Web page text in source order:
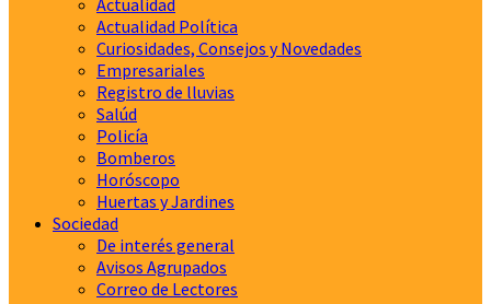
Actualidad
Actualidad Política
Curiosidades, Consejos y Novedades
Empresariales
Registro de lluvias
Salúd
Policía
Bomberos
Horóscopo
Huertas y Jardines
Sociedad
De interés general
Avisos Agrupados
Correo de Lectores